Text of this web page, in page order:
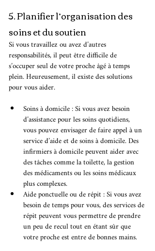
5. Planifier l’organisation des
soins et du soutien
Si vous travaillez ou avez d’autres
responsabilités, il peut être difficile de
s’occuper seul de votre proche âgé à temps
plein. Heureusement, il existe des solutions
pour vous aider.
Soins à domicile : Si vous avez besoin
d’assistance pour les soins quotidiens,
vous pouvez envisager de faire appel à un
service d’aide et de soins à domicile. Des
infirmiers à domicile peuvent aider avec
des tâches comme la toilette, la gestion
des médicaments ou les soins médicaux
plus complexes.
Aide ponctuelle ou de répit : Si vous avez
besoin de temps pour vous, des services de
répit peuvent vous permettre de prendre
un peu de recul tout en étant sûr que
votre proche est entre de bonnes mains.